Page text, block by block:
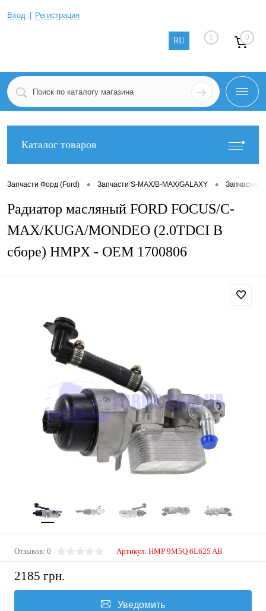
Вход Регистрация
RU 0 0
Каталог товаров
Запчасти Форд (Ford) • Запчасти S-MAX/B-MAX/GALAXY • Запчасти
Радиатор масляный FORD FOCUS/C-
MAX/KUGA/MONDEO (2.0TDCI В
сборе) HMPX - OEM 1700806
Отзывов: 0 Артикул: HMP 9M5Q 6L625 AB
2185 грн.
Уведомить